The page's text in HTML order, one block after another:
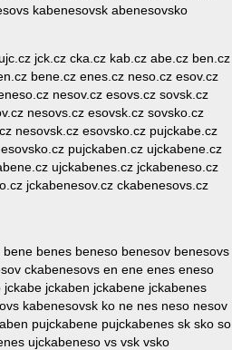
kabenesovsk abenesovsko
jck.cz cka.cz kab.cz abe.cz ben.cz
bene.cz enes.cz neso.cz esov.cz
nesov.cz esovs.cz sovsk.cz
nesovs.cz esovsk.cz sovsko.cz
nesovsk.cz esovsko.cz pujckabe.cz
pujckaben.cz ujckabene.cz
ujckabenes.cz jckabeneso.cz
jckabenesov.cz ckabenesovs.cz
benes beneso benesov benesovs
ckabenesovs en ene enes eneso
jckaben jckabene jckabenes
kabenesovsk ko ne nes neso nesov
pujckabene pujckabenes sk sko so
ujckabeneso vs vsk vsko